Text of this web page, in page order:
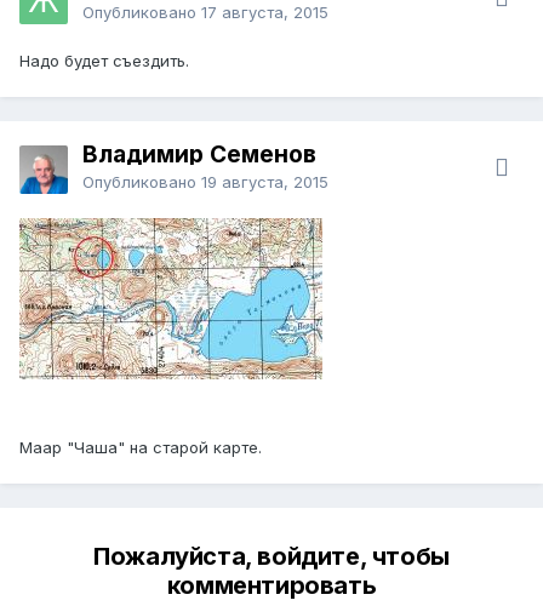
Опубликовано 17 августа, 2015
Надо будет съездить.
Владимир Семенов
Опубликовано 19 августа, 2015
Маар "Чаша" на старой карте.
Пожалуйста, войдите, чтобы
комментировать